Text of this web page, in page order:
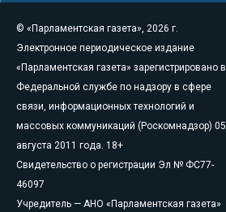
© «Парламентская газета», 2026 г.
Электронное периодическое издание
«Парламентская газета» зарегистрировано в
Федеральной службе по надзору в сфере
связи, информационных технологий и
массовых коммуникаций (Роскомнадзор) 05
августа 2011 года. 18+
Свидетельство о регистрации Эл № ФС77-
46097
Учредитель — АНО «Парламентская газета»